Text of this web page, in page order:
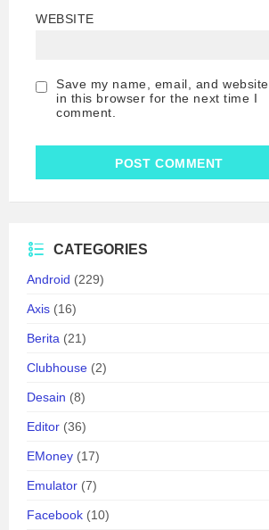
WEBSITE
Save my name, email, and website
in this browser for the next time I
comment.
CATEGORIES
Android (229)
Axis (16)
Berita (21)
Clubhouse (2)
Desain (8)
Editor (36)
EMoney (17)
Emulator (7)
Facebook (10)